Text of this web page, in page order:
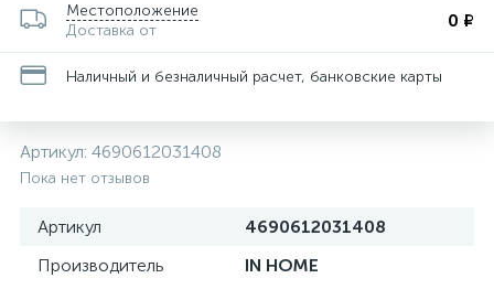
Местоположение
Доставка от
0 ₽
Наличный и безналичный расчет, банковские карты
Артикул: 4690612031408
Пока нет отзывов
Артикул
4690612031408
Производитель
IN HOME